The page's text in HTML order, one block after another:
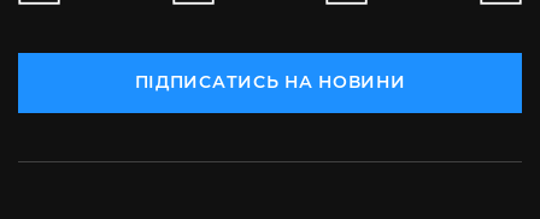
ПІДПИСАТИСЬ НА НОВИНИ